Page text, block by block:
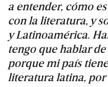
a entender, cómo
con la literatura, y
y Latinoamérica.
tengo que hablar
porque mi país
literatura latina, por